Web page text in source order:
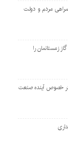
مردم و دولت
زمستانمان را
خصوص آینده صنعت